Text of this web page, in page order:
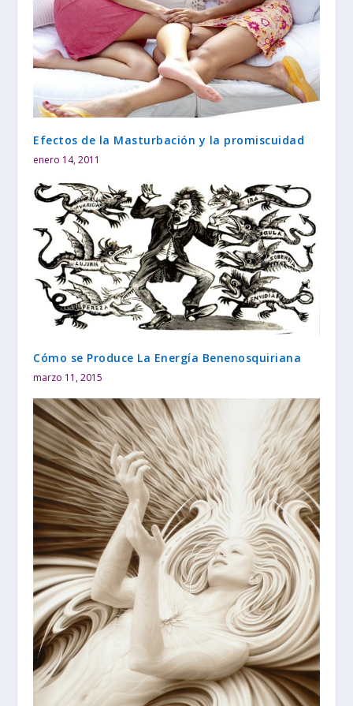
Efectos de la Masturbación y la promiscuidad
enero 14, 2011
Cómo se Produce La Energía Benenosquiriana
marzo 11, 2015